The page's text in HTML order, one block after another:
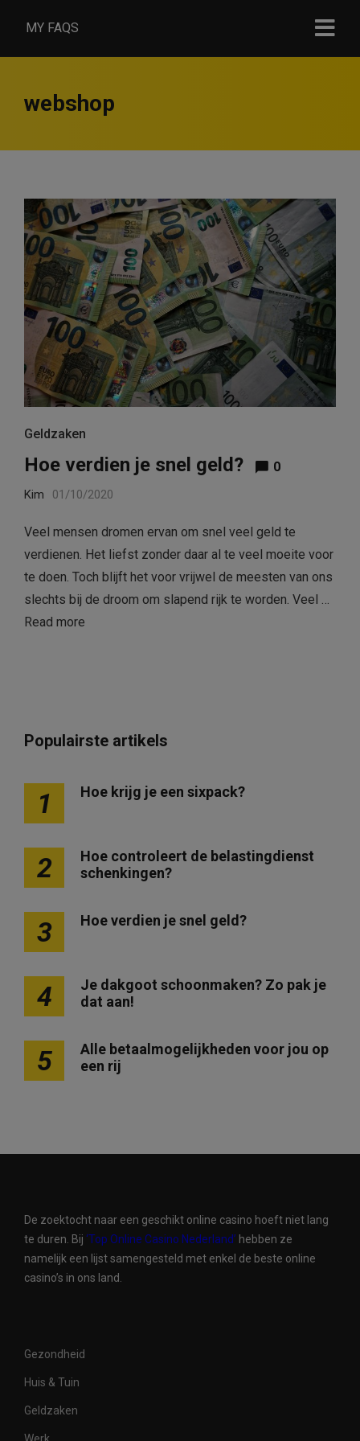
MY FAQS
webshop
Geldzaken
Hoe verdien je snel geld? 0
Kim 01/10/2020
Veel mensen dromen ervan om snel veel geld te
verdienen. Het liefst zonder daar al te veel moeite voor
te doen. Toch blijft het voor vrijwel de meesten van ons
slechts bij de droom om slapend rijk te worden. Veel …
Read more
Populairste artikels
1 Hoe krijg je een sixpack?
2
Hoe controleert de belastingdienst
schenkingen?
3 Hoe verdien je snel geld?
4
Je dakgoot schoonmaken? Zo pak je
dat aan!
5
Alle betaalmogelijkheden voor jou op
een rij
De zoektocht naar een geschikt online casino hoeft niet lang
te duren. Bij ‘Top Online Casino Nederland’ hebben ze
namelijk een lijst samengesteld met enkel de beste online
casino’s in ons land.
Gezondheid
Huis & Tuin
Geldzaken
Werk